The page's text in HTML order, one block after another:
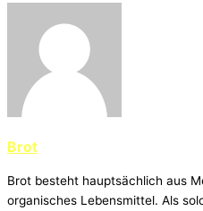
Brot
Brot besteht hauptsächlich aus
organisches Lebensmittel. Als